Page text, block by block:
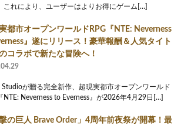
これにより、ユーザーはよりお得にゲーム[…]
都市オープンワールドRPG『NTE: Neverness
』遂にリリース！豪華報酬＆人気タイト
コラボで新たな冒険へ！
Studioが贈る完全新作、超現実都市オープンワールド
NTE: Neverness to Everness』が2026年4月29日[…]
撃の巨人 Brave Order」4周年前夜祭が開幕！最